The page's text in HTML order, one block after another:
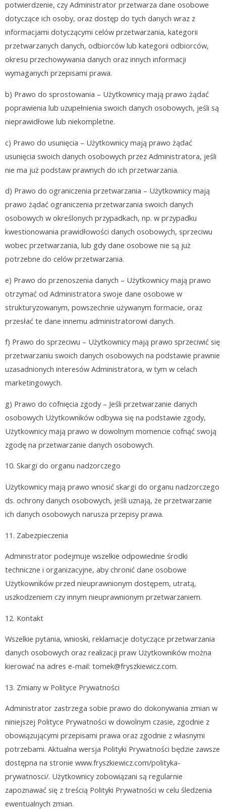
potwierdzenie, czy Administrator przetwarza dane osobowe
dotyczące ich osoby, oraz dostęp do tych danych wraz z
informacjami dotyczącymi celów przetwarzania, kategorii
przetwarzanych danych, odbiorców lub kategorii odbiorców,
okresu przechowywania danych oraz innych informacji
wymaganych przepisami prawa.
b) Prawo do sprostowania – Użytkownicy mają prawo żądać
poprawienia lub uzupełnienia swoich danych osobowych, jeśli są
nieprawidłowe lub niekompletne.
c) Prawo do usunięcia – Użytkownicy mają prawo żądać
usunięcia swoich danych osobowych przez Administratora, jeśli
nie ma już podstaw prawnych do ich przetwarzania.
d) Prawo do ograniczenia przetwarzania – Użytkownicy mają
prawo żądać ograniczenia przetwarzania swoich danych
osobowych w określonych przypadkach, np. w przypadku
kwestionowania prawidłowości danych osobowych, sprzeciwu
wobec przetwarzania, lub gdy dane osobowe nie są już
potrzebne do celów przetwarzania.
e) Prawo do przenoszenia danych – Użytkownicy mają prawo
otrzymać od Administratora swoje dane osobowe w
strukturyzowanym, powszechnie używanym formacie, oraz
przesłać te dane innemu administratorowi danych.
f) Prawo do sprzeciwu – Użytkownicy mają prawo sprzeciwić się
przetwarzaniu swoich danych osobowych na podstawie prawnie
uzasadnionych interesów Administratora, w tym w celach
marketingowych.
g) Prawo do cofnięcia zgody – Jeśli przetwarzanie danych
osobowych Użytkowników odbywa się na podstawie zgody,
Użytkownicy mają prawo w dowolnym momencie cofnąć swoją
zgodę na przetwarzanie danych osobowych.
10. Skargi do organu nadzorczego
Użytkownicy mają prawo wnosić skargi do organu nadzorczego
ds. ochrony danych osobowych, jeśli uznają, że przetwarzanie
ich danych osobowych narusza przepisy prawa.
11. Zabezpieczenia
Administrator podejmuje wszelkie odpowiednie środki
techniczne i organizacyjne, aby chronić dane osobowe
Użytkowników przed nieuprawnionym dostępem, utratą,
uszkodzeniem czy innym nieuprawnionym przetwarzaniem.
12. Kontakt
Wszelkie pytania, wnioski, reklamacje dotyczące przetwarzania
danych osobowych oraz realizacji praw Użytkowników można
kierować na adres e-mail: tomek@fryszkiewicz.com.
13. Zmiany w Polityce Prywatności
Administrator zastrzega sobie prawo do dokonywania zmian w
niniejszej Polityce Prywatności w dowolnym czasie, zgodnie z
obowiązującymi przepisami prawa oraz zgodnie z własnymi
potrzebami. Aktualna wersja Polityki Prywatności będzie zawsze
dostępna na stronie www.fryszkiewicz.com/polityka-
prywatnosci/. Użytkownicy zobowiązani są regularnie
zapoznawać się z treścią Polityki Prywatności w celu śledzenia
ewentualnych zmian.